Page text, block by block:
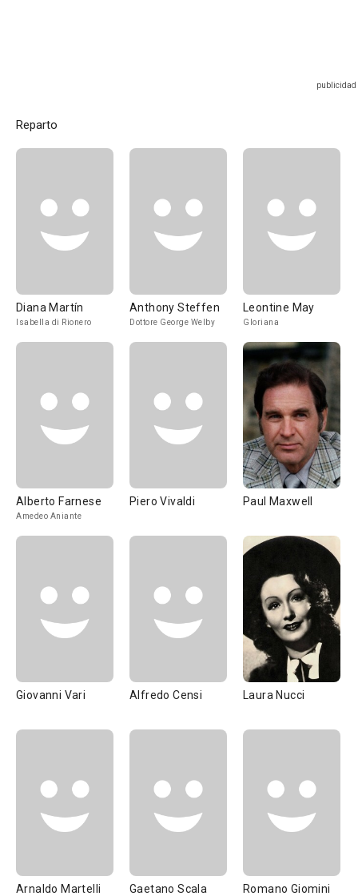
Reparto
Diana Martín
Isabella di Rionero
Anthony Steffen
Dottore George Welby
Leontine May
Gloriana
Alberto Farnese
Amedeo Aniante
Piero Vivaldi Paul Maxwell
Giovanni Vari Alfredo Censi Laura Nucci
Arnaldo Martelli Gaetano Scala Romano Giomini